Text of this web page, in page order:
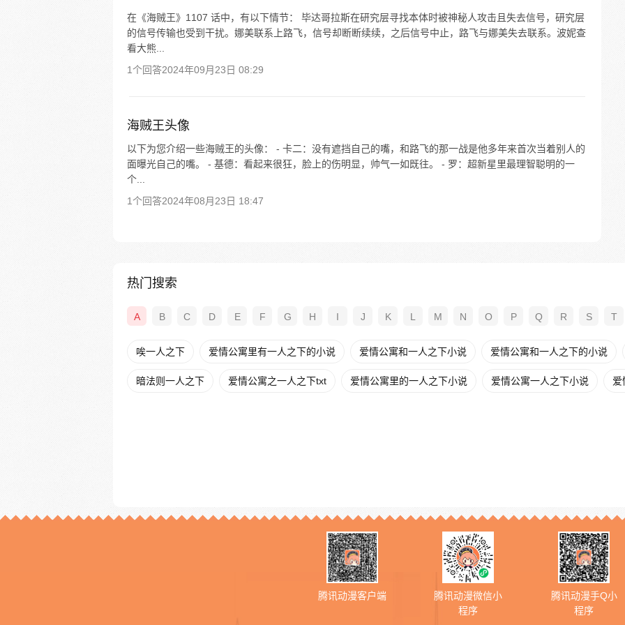
在《海贼王》1107 话中，有以下情节： 毕达哥拉斯在研究层寻找本体时被神秘人攻击且失去信号，研究层
的信号传输也受到干扰。娜美联系上路飞，信号却断断续续，之后信号中止，路飞与娜美失去联系。波妮查
看大熊...
1个回答2024年09月23日 08:29
海贼王头像
以下为您介绍一些海贼王的头像： - 卡二：没有遮挡自己的嘴，和路飞的那一战是他多年来首次当着别人的
面曝光自己的嘴。 - 基德：看起来很狂，脸上的伤明显，帅气一如既往。 - 罗：超新星里最理智聪明的一
个...
1个回答2024年08月23日 18:47
热门搜索
A B C D E F G H I J K L M N O P Q R S T
唉一人之下 爱情公寓里有一人之下的小说 爱情公寓和一人之下小说 爱情公寓和一人之下的小说
暗法则一人之下 爱情公寓之一人之下txt 爱情公寓里的一人之下小说 爱情公寓一人之下小说 爱
腾讯动漫客户端
腾讯动漫微信小
程序
腾讯动漫手Q小
程序